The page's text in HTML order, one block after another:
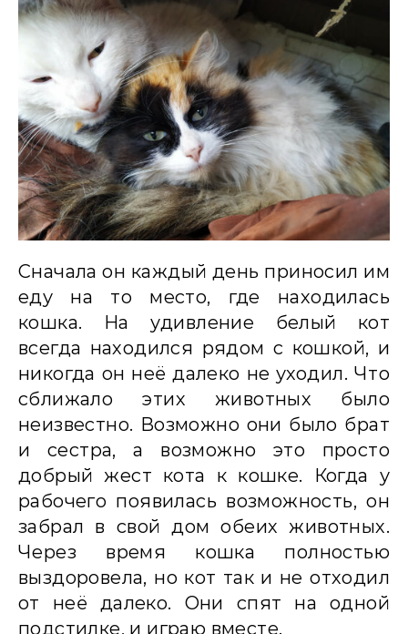
Сначала он каждый день приносил им
еду на то место, где находилась
кошка. На удивление белый кот
всегда находился рядом с кошкой, и
никогда он неё далеко не уходил. Что
сближало этих животных было
неизвестно. Возможно они было брат
и сестра, а возможно это просто
добрый жест кота к кошке. Когда у
рабочего появилась возможность, он
забрал в свой дом обеих животных.
Через время кошка полностью
выздоровела, но кот так и не отходил
от неё далеко. Они спят на одной
подстилке, и играю вместе.